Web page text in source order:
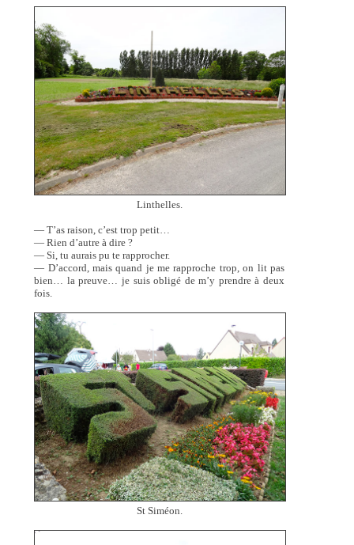
Linthelles.
— T’as raison, c’est trop petit…
— Rien d’autre à dire ?
— Si, tu aurais pu te rapprocher.
— D’accord, mais quand je me rapproche trop, on lit pas
bien… la preuve… je suis obligé de m’y prendre à deux
fois.
St Siméon.